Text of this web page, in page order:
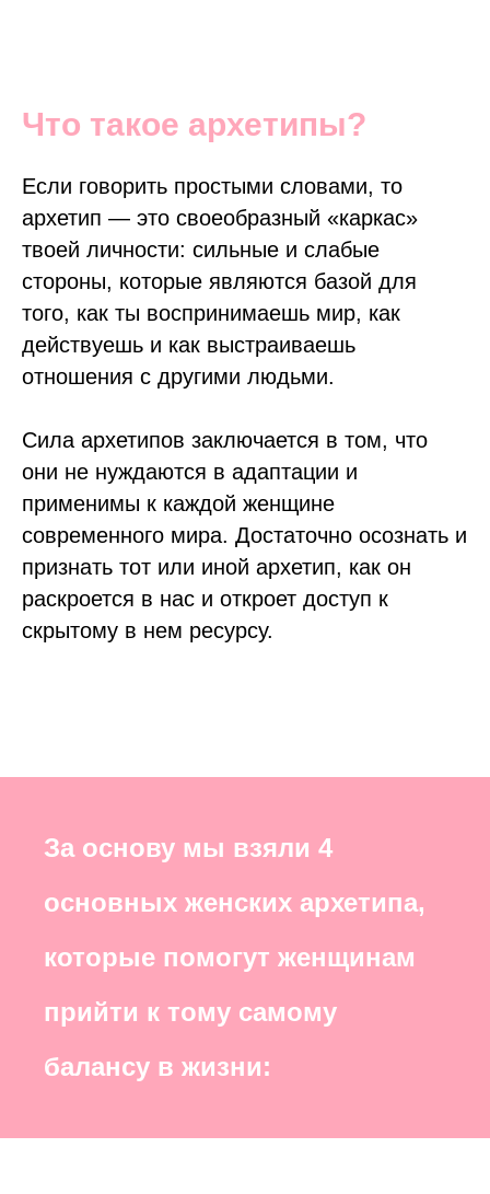
Что такое архетипы?
Если говорить простыми словами, то
архетип — это своеобразный «каркас»
твоей личности: сильные и слабые
стороны, которые являются базой для
того, как ты воспринимаешь мир, как
действуешь и как выстраиваешь
отношения с другими людьми.
Сила архетипов заключается в том, что
они не нуждаются в адаптации и
применимы к каждой женщине
современного мира. Достаточно осознать и
признать тот или иной архетип, как он
раскроется в нас и откроет доступ к
скрытому в нем ресурсу.
За основу мы взяли 4
основных женских архетипа,
которые помогут женщинам
прийти к тому самому
балансу в жизни: